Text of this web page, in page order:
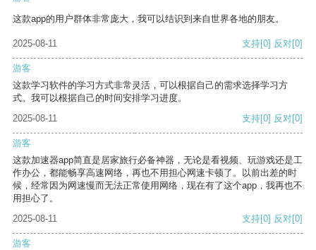
这款app的用户群体非常庞大，我可以结识到来自世界各地的朋友。
2025-08-11 支持[0] 反对[0]
游客
这款学习软件的学习方式非常灵活，可以根据自己的需求选择学习方
式。我可以根据自己的时间安排学习进度。
2025-08-11
支持[0] 反对[0]
游客
这款加速器app简直是居家旅行必备神器，无论是看视频、玩游戏还是工
作办公，都能畅享高速网络，再也不用担心网速卡顿了。以前出差的时
候，经常因为网速慢而无法正常使用网络，现在有了这个app，我再也不
用担心了。
2025-08-11
支持[0] 反对[0]
游客